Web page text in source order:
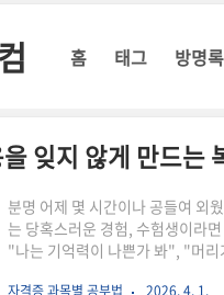
홈 태그 방명록
잊지 않게 만드는
분명 어제 몇 시간이나 공들여 외
는 당혹스러운 경험, 수험생이라
"나는 기억력이 나쁜가 봐", "머
자격증 과목별 공부법 2026. 4. 1.